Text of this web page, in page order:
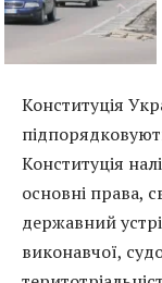
Конституція
Конституція
основні права,
державний
виконавчої,